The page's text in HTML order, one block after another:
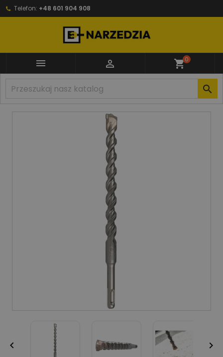
Telefon: +48 601 904 908
  shopping_cart0

 